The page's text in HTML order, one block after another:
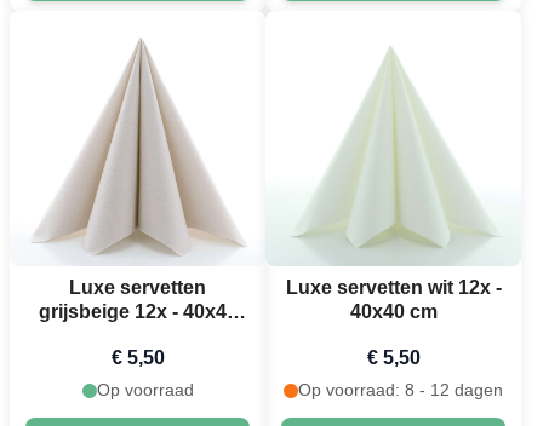
Luxe servetten
grijsbeige 12x - 40x40
€ 5,50
Op voorraad
Luxe servetten wit 12x -
40x40 cm
€ 5,50
Op voorraad: 8 - 12 dagen